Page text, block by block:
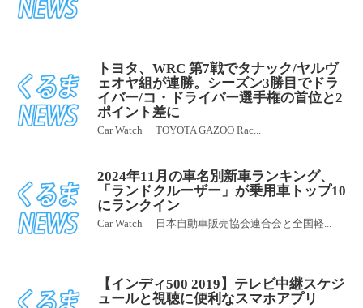
トヨタ、WRC 第7戦でタナック/ヤルヴ
ェオヤ組が連勝。シーズン3勝目でドラ
イバー/コ・ドライバー選手権の首位と2
ポイント差に
Car Watch TOYOTA GAZOO Rac...
2024年11月の車名別新車ランキング、
「ランドクルーザー」が乗用車トップ10
にランクイン
Car Watch 日本自動車販売協会連合会と全国軽...
【インディ500 2019】テレビ中継スケジ
ュールと視聴に便利なスマホアプリ